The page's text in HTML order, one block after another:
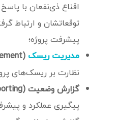
اقناع ذی‌نفعان با
توقعاتشان و ارتباط
پیشرفت پروژه؛
مدیریت ریسک (Risk management):
نظارت بر ریسک‌های
گزارش وضعیت (Status Reporting):
پیگیری عملکرد و